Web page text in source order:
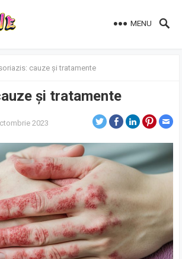
MENU
cauze și tratamente
și tratamente
2023